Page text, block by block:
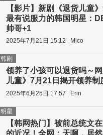
【影片】新剧《退货儿童
最有说服力的韩国明星：
帅哥+1
2025年7月21日 15:12 Mico
领养了小孩可以退货吗～
儿童》7月21日揭开领养制
韩剧
2025年6月25日 17:57 Erin
【韩网热门】被前总统文
明星